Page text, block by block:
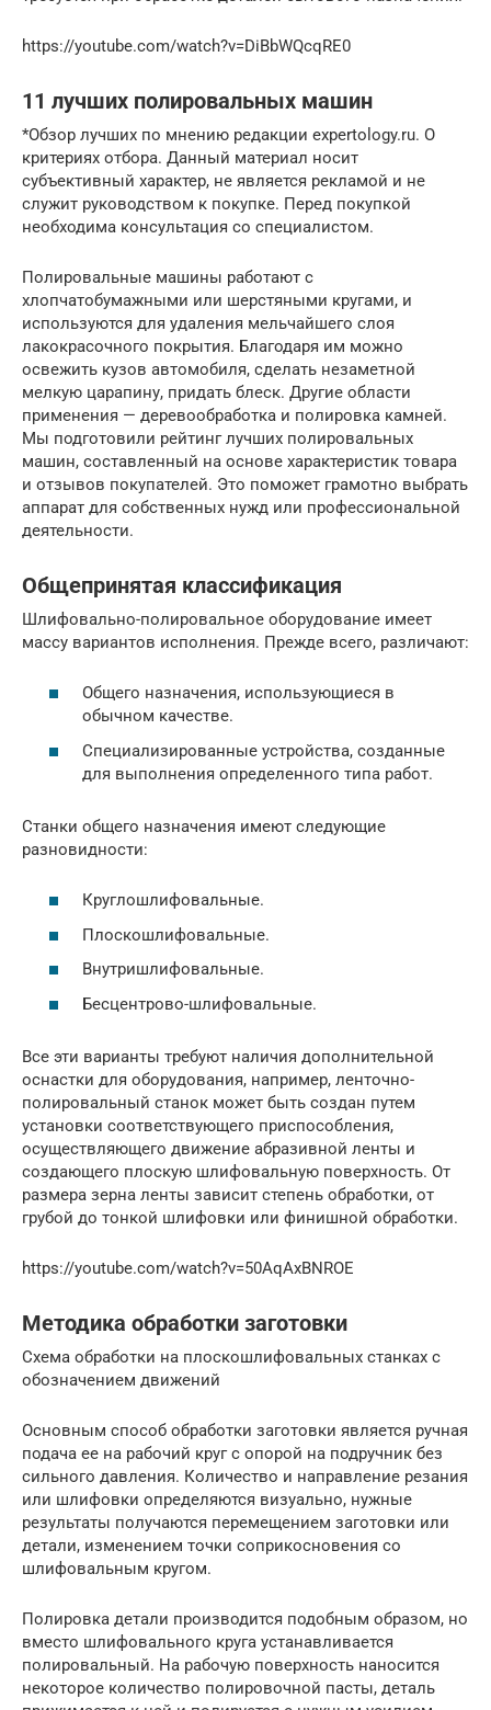
https://youtube.com/watch?v=DiBbWQcqRE0
11 лучших полировальных машин
*Обзор лучших по мнению редакции expertology.ru. О
критериях отбора. Данный материал носит
субъективный характер, не является рекламой и не
служит руководством к покупке. Перед покупкой
необходима консультация со специалистом.
Полировальные машины работают с
хлопчатобумажными или шерстяными кругами, и
используются для удаления мельчайшего слоя
лакокрасочного покрытия. Благодаря им можно
освежить кузов автомобиля, сделать незаметной
мелкую царапину, придать блеск. Другие области
применения — деревообработка и полировка камней.
Мы подготовили рейтинг лучших полировальных
машин, составленный на основе характеристик товара
и отзывов покупателей. Это поможет грамотно выбрать
аппарат для собственных нужд или профессиональной
деятельности.
Общепринятая классификация
Шлифовально-полировальное оборудование имеет
массу вариантов исполнения. Прежде всего, различают:
Общего назначения, использующиеся в
обычном качестве.
Специализированные устройства, созданные
для выполнения определенного типа работ.
Станки общего назначения имеют следующие
разновидности:
Круглошлифовальные.
Плоскошлифовальные.
Внутришлифовальные.
Бесцентрово-шлифовальные.
Все эти варианты требуют наличия дополнительной
оснастки для оборудования, например, ленточно-
полировальный станок может быть создан путем
установки соответствующего приспособления,
осуществляющего движение абразивной ленты и
создающего плоскую шлифовальную поверхность. От
размера зерна ленты зависит степень обработки, от
грубой до тонкой шлифовки или финишной обработки.
https://youtube.com/watch?v=50AqAxBNROE
Методика обработки заготовки
Схема обработки на плоскошлифовальных станках с
обозначением движений
Основным способ обработки заготовки является ручная
подача ее на рабочий круг с опорой на подручник без
сильного давления. Количество и направление резания
или шлифовки определяются визуально, нужные
результаты получаются перемещением заготовки или
детали, изменением точки соприкосновения со
шлифовальным кругом.
Полировка детали производится подобным образом, но
вместо шлифовального круга устанавливается
полировальный. На рабочую поверхность наносится
некоторое количество полировочной пасты, деталь